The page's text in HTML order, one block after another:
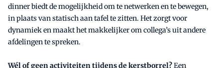
dinner biedt de mogelijkheid om te netwerken en te bewegen,
in plaats van statisch aan tafel te zitten. Het zorgt voor
dynamiek en maakt het makkelijker om collega’s uit andere
afdelingen te spreken.
Wél of geen activiteiten tijdens de kerstborrel?Een